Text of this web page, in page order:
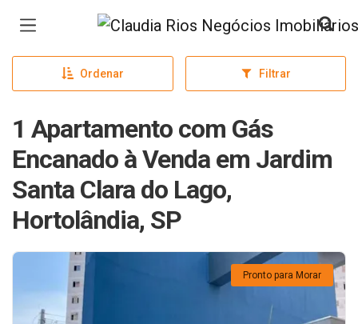
Página inicial
Ordenar Filtrar
1 Apartamento com Gás
Encanado à Venda em Jardim
Santa Clara do Lago,
Hortolândia, SP
Pronto para Morar